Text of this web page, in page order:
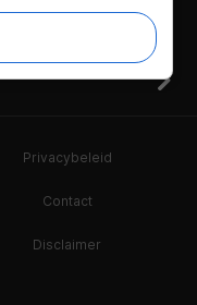
Privacybeleid
Contact
Disclaimer